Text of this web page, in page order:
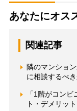
あなたにオス
関連記事
隣のマンショ
に相談するべ
「1階がコン
ト・デメリット